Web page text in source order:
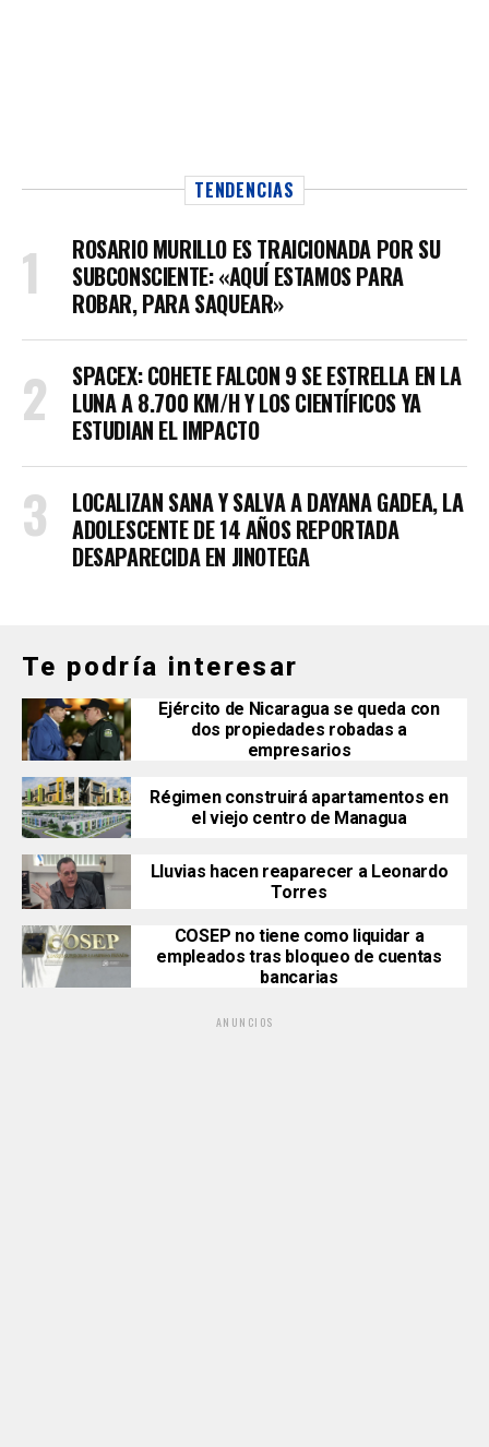
TENDENCIAS
ROSARIO MURILLO ES TRAICIONADA POR SU
SUBCONSCIENTE: «AQUÍ ESTAMOS PARA
ROBAR, PARA SAQUEAR»
SPACEX: COHETE FALCON 9 SE ESTRELLA EN LA
LUNA A 8.700 KM/H Y LOS CIENTÍFICOS YA
ESTUDIAN EL IMPACTO
LOCALIZAN SANA Y SALVA A DAYANA GADEA, LA
ADOLESCENTE DE 14 AÑOS REPORTADA
DESAPARECIDA EN JINOTEGA
Te podría interesar
Ejército de Nicaragua se queda con
dos propiedades robadas a
empresarios
Régimen construirá apartamentos en
el viejo centro de Managua
Lluvias hacen reaparecer a Leonardo
Torres
COSEP no tiene como liquidar a
empleados tras bloqueo de cuentas
bancarias
ANUNCIOS